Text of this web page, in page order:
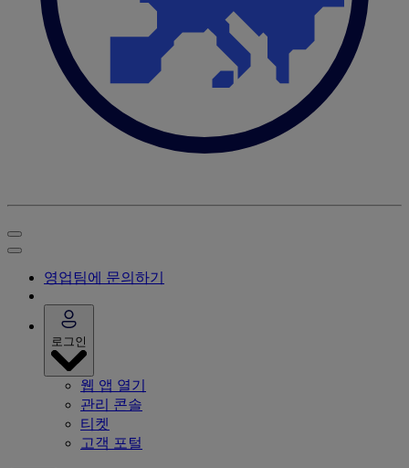
영업팀에 문의하기
로그인
웹 앱 열기
관리 콘솔
티켓
고객 포털